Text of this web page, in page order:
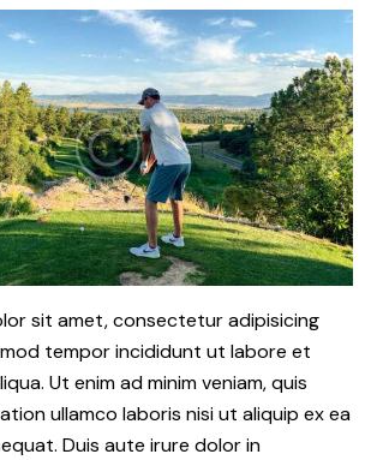
sit amet, consectetur adipisicing
tempor incididunt ut labore et
Ut enim ad minim veniam, quis
ullamco laboris nisi ut aliquip ex ea
Duis aute irure dolor in